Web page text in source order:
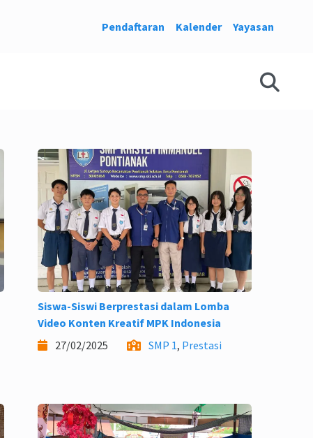
Pendaftaran Kalender Yayasan
Siswa-Siswi Berprestasi dalam Lomba
Video Konten Kreatif MPK Indonesia
27/02/2025
SMP 1, Prestasi